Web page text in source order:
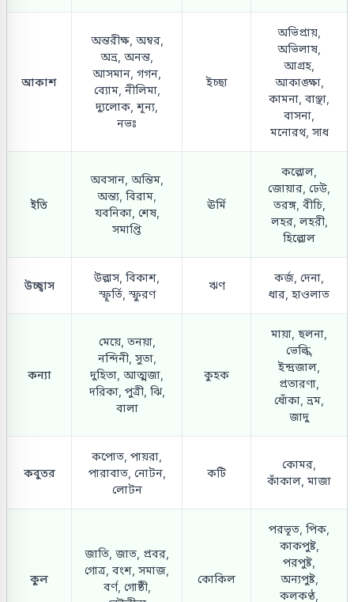
আকাশ
অন্তরীক্ষ, অম্বর,
অভ্র, অনন্ত,
আসমান, গগন,
ব্যোম, নীলিমা,
দ্যুলোক, শূন্য,
নভঃ
ইচ্ছা
অভিপ্রায়,
অভিলাষ,
আগ্রহ,
আকাঙ্ক্ষা,
কামনা, বাঞ্ছা,
বাসনা,
মনোরথ, সাধ
ইতি
অবসান, অন্তিম,
অন্ত্য, বিরাম,
যবনিকা, শেষ,
সমাপ্তি
ঊর্মি
কল্লোল,
জোয়ার, ঢেউ,
তরঙ্গ, বীচি,
লহর, লহরী,
হিল্লোল
উচ্ছ্বাস
উল্লাস, বিকাশ,
স্ফূর্তি, স্ফুরণ
ঋণ
কর্জ, দেনা,
ধার, হাওলাত
কন্যা
মেয়ে, তনয়া,
নন্দিনী, সুতা,
দুহিতা, আত্মজা,
দরিকা, পুত্রী, ঝি,
বালা
কুহক
মায়া, ছলনা,
ভেল্কি,
ইন্দ্রজাল,
প্রতারণা,
ধোঁকা, ভ্রম,
জাদু
কবুতর
কপোত, পায়রা,
পারাবাত, নোটন,
লোটন
কটি
কোমর,
কাঁকাল, মাজা
কুল
জাতি, জাত, প্রবর,
গোত্র, বংশ, সমাজ,
বর্ণ, গোষ্ঠী,
কোকিল
পরভূত, পিক,
কাকপুষ্ট,
পরপুষ্ট,
অন্যপুষ্ট,
কলকণ্ঠ,